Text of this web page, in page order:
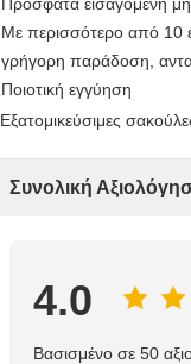
Πρόσφατα εισαγόμενη
Με περισσότερο από 10
γρήγορη παράδοση,
Ποιοτική εγγύηση
Συνολική
4.0
Βασισμένο σε 50